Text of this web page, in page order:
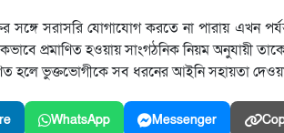
সঙ্গে সরাসরি যোগাযোগ করতে না পারায় এখন
প্রমাণিত হওয়ায় সাংগঠনিক নিয়ম অনুযায়ী তাকে
হলে ভুক্তভোগীকে সব ধরনের আইনি সহায়তা
WhatsApp Messenger